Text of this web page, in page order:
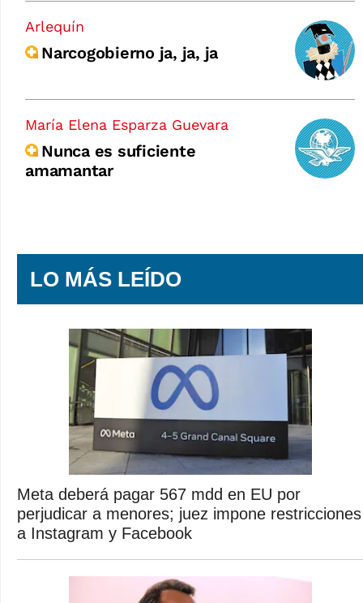
Arlequín
Narcogobierno ja, ja, ja
María Elena Esparza Guevara
Nunca es suficiente
amamantar
LO MÁS LEÍDO
Meta deberá pagar 567 mdd en EU por
perjudicar a menores; juez impone restricciones
a Instagram y Facebook